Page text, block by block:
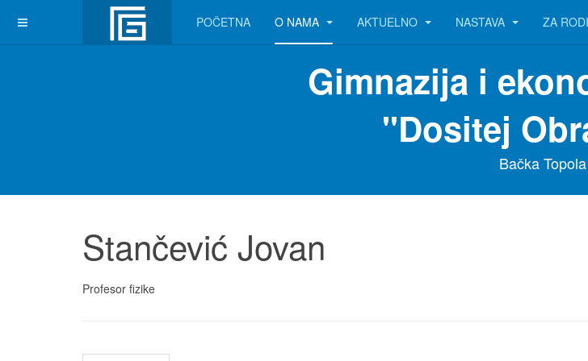
POČETNA O NAMA AKTUELNO NASTAVA ZA
Gimnazija i
"Dositej
Bačka Topola
Stančević Jovan
Profesor fizike